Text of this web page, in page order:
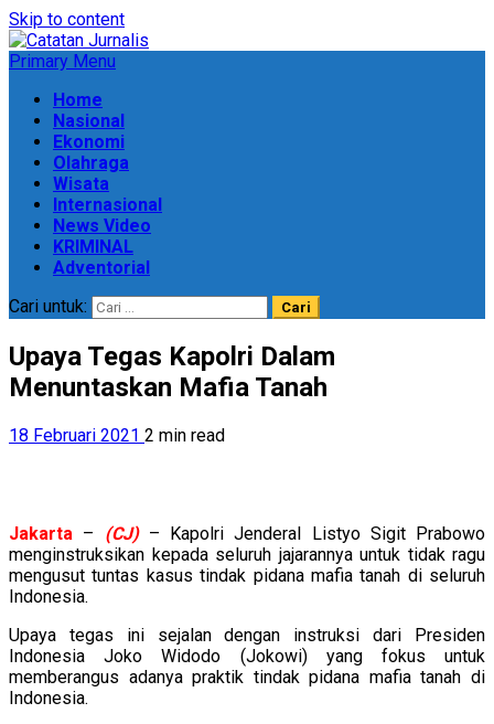
Skip to content
Primary Menu
Home
Nasional
Ekonomi
Olahraga
Wisata
Internasional
News Video
KRIMINAL
Adventorial
Cari untuk:
Upaya Tegas Kapolri Dalam
Menuntaskan Mafia Tanah
18 Februari 2021 2 min read
Jakarta – (CJ)– Kapolri Jenderal Listyo Sigit Prabowo
menginstruksikan kepada seluruh jajarannya untuk tidak ragu
mengusut tuntas kasus tindak pidana mafia tanah di seluruh
Indonesia.
Upaya tegas ini sejalan dengan instruksi dari Presiden
Indonesia Joko Widodo (Jokowi) yang fokus untuk
memberangus adanya praktik tindak pidana mafia tanah di
Indonesia.